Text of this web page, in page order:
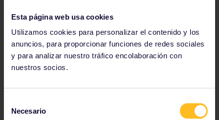
Esta página web usa cookies
Utilizamos cookies para personalizar el contenido y los
anuncios, para proporcionar funciones de redes sociales
y para analizar nuestro tráfico encolaboración con
nuestros socios.
Necesario
Lituania
República de Macedonia
Noruega
Polonia